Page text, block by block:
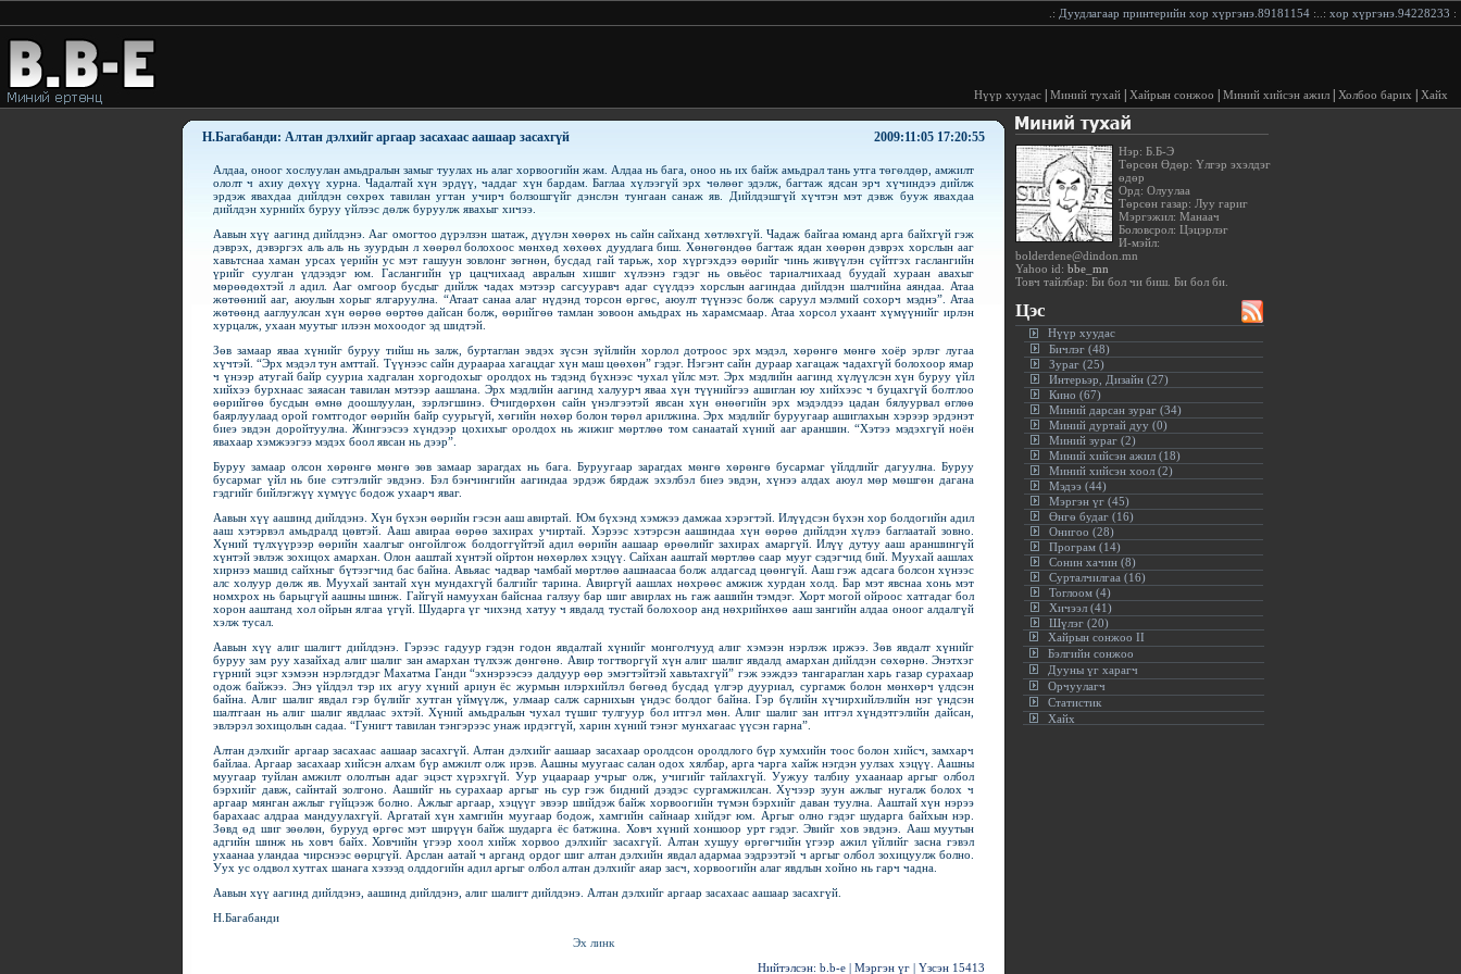
Дуудлагаар принтерийн хор хүргэнэ.89181154 :..:хор хүргэнэ.94228233:..:
Нүүр хуудас Миний тухай Хайрын сонжоо Миний хийсэн ажил Холбоо барих Хайх
Н.Багабанди: Алтан дэлхийг аргаар засахаас аашаар засахгүй 2009:11:05 17:20:55
Алдаа, оноог хослуулан амьдралын замыг туулах нь алаг хорвоогийн жам. Алдаа нь бага, оноо нь их байж амьдрал тань утга төгөлдөр, амжилт
ололт ч ахиу дөхүү хурна. Чадалтай хүн эрдүү, чаддаг хүн бардам. Баглаа хүлээгүй эрх чөлөөг эдэлж, багтаж ядсан эрч хүчиндээ дийлж
эрдэж явахдаа дийлдэн сөхрөх тавилан угтан учирч болзошгүйг дэнслэн тунгаан санаж яв. Дийлдэшгүй хүчтэн мэт дэвж бууж явахдаа
дийлдэн хурнийх буруу үйлээс дөлж буруулж явахыг хичээ.
Аавын хүү аагинд дийлдэнэ. Ааг омогтоо дүрэлзэн шатаж, дүүлэн хөөрөх нь сайн сайханд хөтлөхгүй. Чадаж байгаа юманд арга байхгүй гэж
дэврэх, дэвэргэх аль аль нь зуурдын л хөөрөл болохоос мөнхөд хөхөөх дуудлага биш. Хөнөгөндөө багтаж ядан хөөрөн дэврэх хорслын ааг
хавьтснаа хаман урсах үерийн ус мэт гашуун зовлонг зөгнөн, бусдад гай тарьж, хор хүргэхдээ өөрийг чинь живүүлэн сүйтгэх гаслангийн
үрийг суулган үлдээдэг юм. Гаслангийн үр цацчихаад авралын хишиг хүлээнэ гэдэг нь овьёос тариалчихаад буудай хураан авахыг
мөрөөдөхтэй л адил. Ааг омгоор бусдыг дийлж чадах мэтээр сагсууравч адаг сүүлдээ хорслын аагиндаа дийлдэн шалчийна аяндаа. Атаа
жөтөөний ааг, аюулын хорыг ялгаруулна. “Атаат санаа алаг нүдэнд торсон өргөс, аюулт түүнээс болж саруул мэлмий сохорч мэднэ”. Атаа
жөтөөнд ааглуулсан хүн өөрөө өөртөө дайсан болж, өөрийгөө тамлан зовоон амьдрах нь харамсмаар. Атаа хорсол ухаант хүмүүнийг ирлэн
хурцалж, ухаан муутыг илээн мохоодог эд шидтэй.
Зөв замаар яваа хүнийг буруу тийш нь залж, буртаглан эвдэх зүсэн зүйлийн хорлол дотроос эрх мэдэл, хөрөнгө мөнгө хоёр эрлэг лугаа
хүчтэй. “Эрх мэдэл тун амттай. Түүнээс сайн дураараа хагацдаг хүн маш цөөхөн” гэдэг. Нэгэнт сайн дураар хагацаж чадахгүй болохоор ямар
ч үнээр атугай байр сууриа хадгалан хоргодохыг оролдох нь тэдэнд бүхнээс чухал үйлс мэт. Эрх мэдлийн аагинд хүлүүлсэн хүн буруу үйл
хийхээ бурхнаас заяасан тавилан мэтээр аашлана. Эрх мэдлийн аагинд халуурч яваа хүн түүнийгээ ашиглан юу хийхээс ч буцахгүй болтлоо
өөрийгөө бусдын өмнө доошлуулан, зэрлэгшинэ. Өчигдөрхөн сайн үнэлгээтэй явсан хүн өнөөгийн эрх мэдэлдээ цадан бялуурвал өглөө
баярлуулаад орой гомтгодог өөрийн байр суурьгүй, хөгийн нөхөр болон төрөл арилжина. Эрх мэдлийг буруугаар ашиглахын хэрээр эрдэнэт
биеэ эвдэн доройтуулна. Жингээсээ хүндээр цохихыг оролдох нь жижиг мөртлөө том санаатай хүний ааг араншин. “Хэтээ мэдэхгүй ноён
явахаар хэмжээгээ мэдэх боол явсан нь дээр”.
Буруу замаар олсон хөрөнгө мөнгө зөв замаар зарагдах нь бага. Буруугаар зарагдах мөнгө хөрөнгө бусармаг үйлдлийг дагуулна. Буруу
бусармаг үйл нь бие сэтгэлийг эвдэнэ. Бэл бэнчингийн аагиндаа эрдэж бярдаж эхэлбэл биеэ эвдэн, хүнээ алдах аюул мөр мөшгөн дагана
гэдгийг бийлэгжүү хүмүүс бодож ухаарч яваг.
Аавын хүү аашинд дийлдэнэ. Хүн бүхэн өөрийн гэсэн ааш авиртай. Юм бүхэнд хэмжээ дамжаа хэрэгтэй. Илүүдсэн бүхэн хор болдогийн адил
ааш хэтэрвэл амьдралд цөвтэй. Ааш авираа өөрөө захирах учиртай. Хэрээс хэтэрсэн аашиндаа хүн өөрөө дийлдэн хүлээ баглаатай зовно.
Хүний түлхүүрээр өөрийн хаалгыг онгойлгож болдоггүйтэй адил өөрийн аашаар өрөөлийг захирах амаргүй. Илүү дутуу ааш араншингүй
хүнтэй эвлэж зохицох амархан. Олон ааштай хүнтэй ойртон нөхөрлөх хэцүү. Сайхан ааштай мөртлөө саар мууг сэдэгчид бий. Муухай аашлах
хирнээ машид сайхныг бүтээгчид бас байна. Авьяас чадвар чамбай мөртлөө аашнаасаа болж алдагсад цөөнгүй. Ааш гэж адсага болсон хүнээс
алс холуур дөлж яв. Муухай зантай хүн мундахгүй балгийг тарина. Авиргүй аашлах нөхрөөс амжиж хурдан холд. Бар мэт явснаа хонь мэт
номхрох нь барьцгүй аашны шинж. Гайгүй намуухан байснаа галзуу бар шиг авирлах нь гаж аашийн тэмдэг. Хорт могой ойроос хатгадаг бол
хорон ааштанд хол ойрын ялгаа үгүй. Шударга үг чихэнд хатуу ч явдалд тустай болохоор анд нөхрийнхөө ааш зангийн алдаа оноог алдалгүй
хэлж тусал.
Аавын хүү алиг шалигт дийлдэнэ. Гэрээс гадуур гэдэн годон явдалтай хүнийг монголчууд алиг хэмээн нэрлэж иржээ. Зөв явдалт хүнийг
буруу зам руу хазайхад алиг шалиг зан амархан түлхэж дөнгөнө. Авир тогтворгүй хүн алиг шалиг явдалд амархан дийлдэн сөхөрнө. Энэтхэг
гүрний эцэг хэмээн нэрлэгддэг Махатма Ганди “эхнэрээсээ далдуур өөр эмэгтэйтэй хавьтахгүй” гэж ээждээ тангараглан харь газар сурахаар
одож байжээ. Энэ үйлдэл тэр их агуу хүний ариун ёс журмын илэрхийлэл бөгөөд бусдад үлгэр дууриал, сургамж болон мөнхөрч үлдсэн
байна. Алиг шалиг явдал гэр бүлийг хутган үймүүлж, улмаар салж сарнихын үндэс болдог байна. Гэр бүлийн хүчирхийлэлийн нэг үндсэн
шалтгаан нь алиг шалиг явдлаас эхтэй. Хүний амьдралын чухал түшиг тулгуур бол итгэл мөн. Алиг шалиг зан итгэл хүндэтгэлийн дайсан,
эвлэрэл зохицолын садаа. “Гунигт тавилан тэнгэрээс унаж ирдэггүй, харин хүний тэнэг мунхагаас үүсэн гарна”.
Алтан дэлхийг аргаар засахаас аашаар засахгүй. Алтан дэлхийг аашаар засахаар оролдсон оролдлого бүр хумхийн тоос болон хийсч, замхарч
байлаа. Аргаар засахаар хийсэн алхам бүр амжилт олж ирэв. Аашны муугаас салан одох хялбар, арга чарга хайж нэгдэн уулзах хэцүү. Аашны
муугаар туйлан амжилт ололтын адаг эцэст хүрэхгүй. Уур уцаараар учрыг олж, учигийг тайлахгүй. Уужуу талбиу ухаанаар аргыг олбол
бэрхийг давж, сайнтай золгоно. Аашийг нь сурахаар аргыг нь сур гэж бидний дээдэс сургамжилсан. Хүчээр зуун ажлыг нугалж болох ч
аргаар мянган ажлыг гүйцээж болно. Ажлыг аргаар, хэцүүг эвээр шийдэж байж хорвоогийн түмэн бэрхийг даван туулна. Ааштай хүн нэрээ
барахаас алдраа мандуулахгүй. Аргатай хүн хамгийн муугаар бодож, хамгийн сайнаар хийдэг юм. Аргыг олно гэдэг шударга байхын нэр.
Зөвд өд шиг зөөлөн, бурууд өргөс мэт ширүүн байж шударга ёс батжина. Ховч хүний хоншоор урт гэдэг. Эвийг хов эвдэнэ. Ааш муутын
адгийн шинж нь ховч байх. Ховчийн үгээр хоол хийж хорвоо дэлхийг засахгүй. Алтан хушуу өргөгчийн үгээр ажил үйлийг засна гэвэл
ухаанаа уландаа чирснээс өөрцгүй. Арслан аатай ч арганд ордог шиг алтан дэлхийн явдал адармаа ээдрээтэй ч аргыг олбол зохицуулж болно.
Уух ус олдвол хутгах шанага хэзээд олддогийн адил аргыг олбол алтан дэлхийг аяар засч, хорвоогийн алаг явдлын хойно нь гарч чадна.
Аавын хүү аагинд дийлдэнэ, аашинд дийлдэнэ, алиг шалигт дийлдэнэ. Алтан дэлхийг аргаар засахаас аашаар засахгүй.
Н.Багабанди
Эх линк
Нийтэлсэн: b.b-e | Мэргэн үг | Үзсэн 15413
Нэр: Б.Б-Э
Төрсөн Өдөр: Үлгэр эхэлдэг
өдөр
Орд: Олуулаа
Төрсөн газар: Луу гариг
Мэргэжил: Манаач
Боловсрол: Цэцэрлэг
И-мэйл:
bolderdene@dindon.mn
Yahoo id: bbe_mn
Товч тайлбар: Би бол чи биш. Би бол би.
Цэс
Нүүр хуудас
Бичлэг (48)
Зураг (25)
Интерьэр, Дизайн (27)
Кино (67)
Миний дарсан зураг (34)
Миний дуртай дуу (0)
Миний зураг (2)
Миний хийсэн ажил (18)
Миний хийсэн хоол (2)
Мэдээ (44)
Мэргэн үг (45)
Өнгө будаг (16)
Онигоо (28)
Програм (14)
Сонин хачин (8)
Сурталчилгаа (16)
Тоглоом (4)
Хичээл (41)
Шүлэг (20)
Хайрын сонжоо II
Бэлгийн сонжоо
Дууны үг харагч
Орчуулагч
Статистик
Хайх